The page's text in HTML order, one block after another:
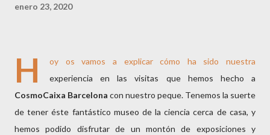
enero 23, 2020
H
oy os vamos a explicar cómo ha sido nuestra
experiencia en las visitas que hemos hecho a
CosmoCaixa Barcelona con nuestro peque. Tenemos la suerte
de tener éste fantástico museo de la ciencia cerca de casa, y
hemos podido disfrutar de un montón de exposiciones y